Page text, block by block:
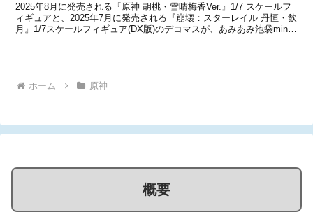
2025年8月に発売される『原神 胡桃・雪晴梅香Ver.』1/7 スケールフ
ィギュアと、2025年7月に発売される『崩壊：スターレイル 丹恒・飲
月』1/7スケールフィギュア(DX版)のデコマスが、あみあみ池袋mini
ホーム 原神
概要